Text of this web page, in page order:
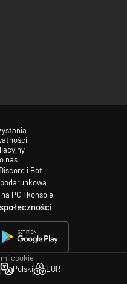
nas
i Bot
PC i konsole
cookie
Polski EUR